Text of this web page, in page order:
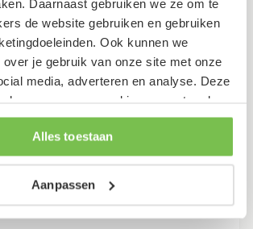
Daarnaast gebruiken we ze om te
de website gebruiken en gebruiken
Ook kunnen we
over je gebruik van onze site met onze
media, adverteren en analyse. Deze
deze gegevens combineren met andere
aan ze hebt verstrekt of die ze hebben
van je gebruik van hun services.
Alles toestaan
Aanpassen
2 jaar